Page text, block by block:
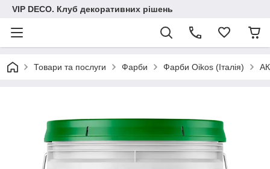
VIP DECO. Клуб декоративних рішень
Товари та послуги Фарби Фарби Oikos (Італія)